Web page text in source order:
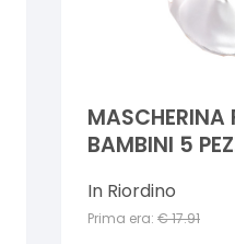
MASCHERINA
BAMBINI 5
In Riordino
Prima era: €17.91